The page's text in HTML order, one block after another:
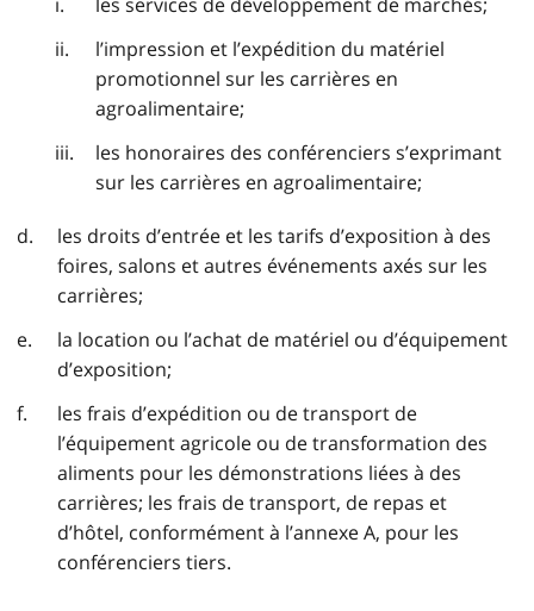
l’impression et l’expédition du matériel
promotionnel sur les carrières en
agroalimentaire;
les honoraires des conférenciers s’exprimant
sur les carrières en agroalimentaire;
les droits d’entrée et les tarifs d’exposition à des
foires, salons et autres événements axés sur les
carrières;
la location ou l’achat de matériel ou d’équipement
d’exposition;
les frais d’expédition ou de transport de
l’équipement agricole ou de transformation des
aliments pour les démonstrations liées à des
carrières; les frais de transport, de repas et
d’hôtel, conformément à l’annexe A, pour les
conférenciers tiers.